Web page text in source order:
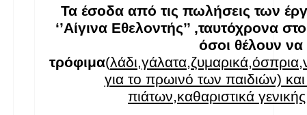
Τα έσοδα από τις πωλήσεις των
‘’Αίγινα Εθελοντής’’ ,ταυτόχρονα
όσοι θέλουν
τρόφιμα(
για το πρωινό των παιδιών)
πιάτων,καθαριστικά